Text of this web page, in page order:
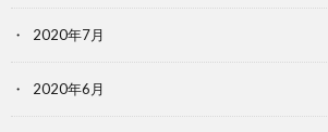
2020年7月
2020年6月